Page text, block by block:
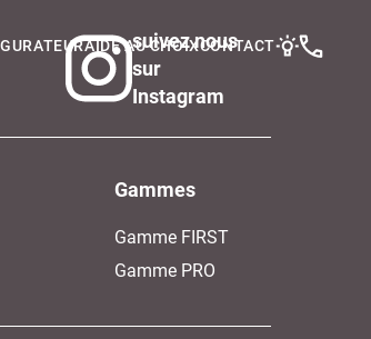
AIDE AU CHOIXCONTACT
suivez nous
sur
Instagram
Gammes
Gamme FIRST
Gamme PRO